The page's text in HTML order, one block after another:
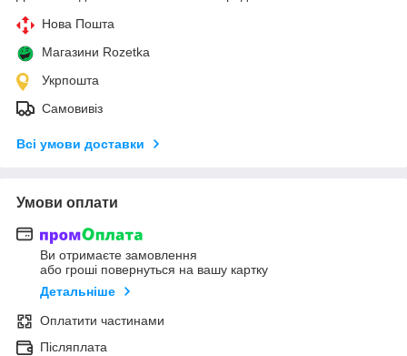
Нова Пошта
Магазини Rozetka
Укрпошта
Самовивіз
Всі умови доставки
Умови оплати
Ви отримаєте замовлення
або гроші повернуться на вашу картку
Детальніше
Оплатити частинами
Післяплата